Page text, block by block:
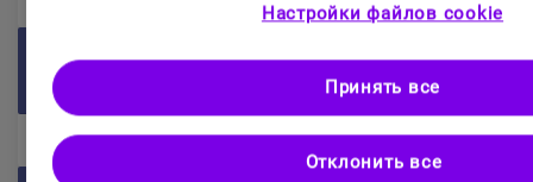
Выберите ритуально-похоронную службу.
Настройки файлов cookie
Отклонить все
Принять все